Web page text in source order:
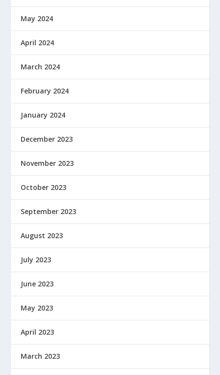
May 2024
April 2024
March 2024
February 2024
January 2024
December 2023
November 2023
October 2023
September 2023
August 2023
July 2023
June 2023
May 2023
April 2023
March 2023